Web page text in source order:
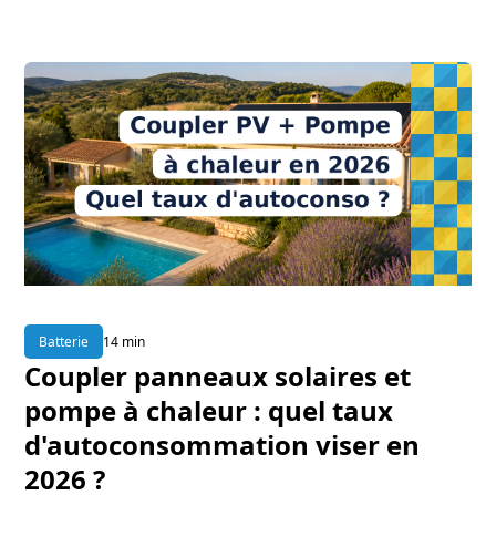
Batterie 14 min
Coupler panneaux solaires et
pompe à chaleur : quel taux
d'autoconsommation viser en
2026 ?